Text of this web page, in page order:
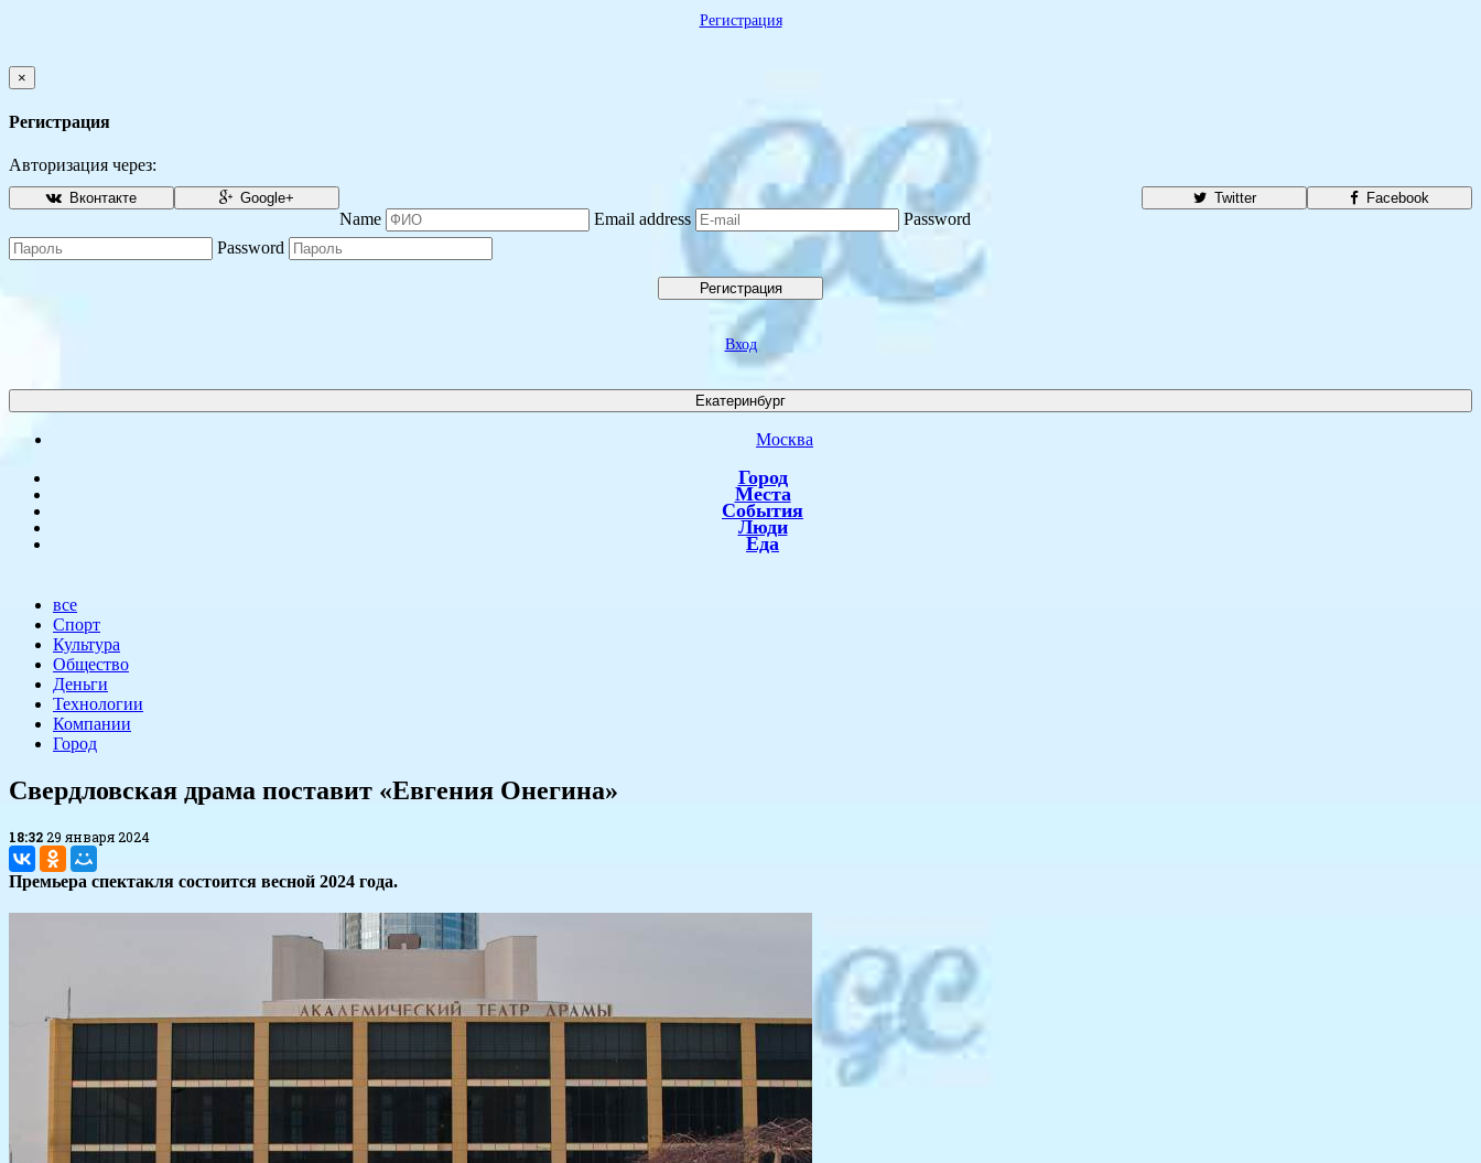
Регистрация
×
Регистрация
Авторизация через:
Facebook
Вконтакте Twitter
Google+
Name Email address
Password
Password
Регистрация
Вход
Екатеринбург
Москва
Город
Места
События
Люди
Еда
все
Спорт
Культура
Общество
Деньги
Технологии
Компании
Город
Свердловская драма поставит «Евгения Онегина»
18:3229 января 2024
Премьера спектакля состоится весной 2024 года.